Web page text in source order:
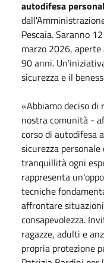
autodifesa
Pescaia. Saranno
marzo 2026,
90 anni.
sicurezza e il
«Abbiamo deciso
nostra comunità -
corso di autodifesa
sicurezza
tranquillità ogni
rappresenta
tecniche
affrontare
consapevolezza.
ragazze, adulti e
propria protezione